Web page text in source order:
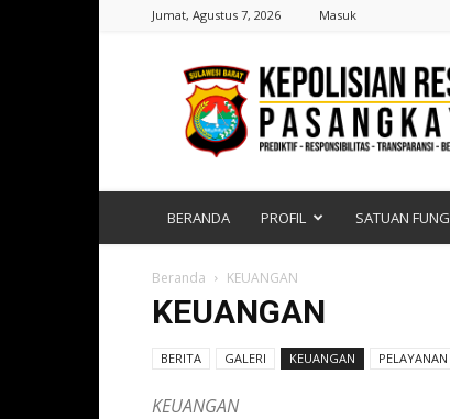
Jumat, Agustus 7, 2026 Masuk
Polres
Pasangkayu
|
Sulawesi
Barat
BERANDA PROFIL SATUAN
Beranda KEUANGAN
KEUANGAN
BERITA GALERI KEUANGAN PELAYANAN
KEUANGAN